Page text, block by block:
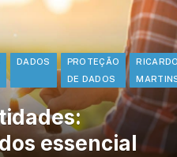
DADOS
PROTEÇÃO
DE DADOS
essencial